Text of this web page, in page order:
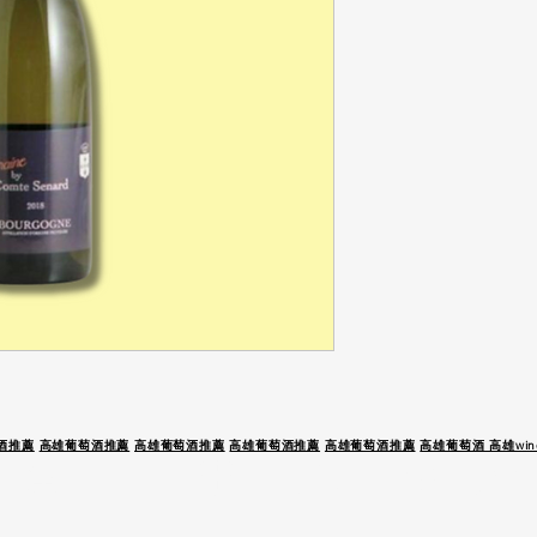
推薦 高雄葡萄酒推薦 高雄葡萄酒推薦 高雄葡萄酒推薦 高雄葡萄酒推薦 高雄葡萄酒 高雄